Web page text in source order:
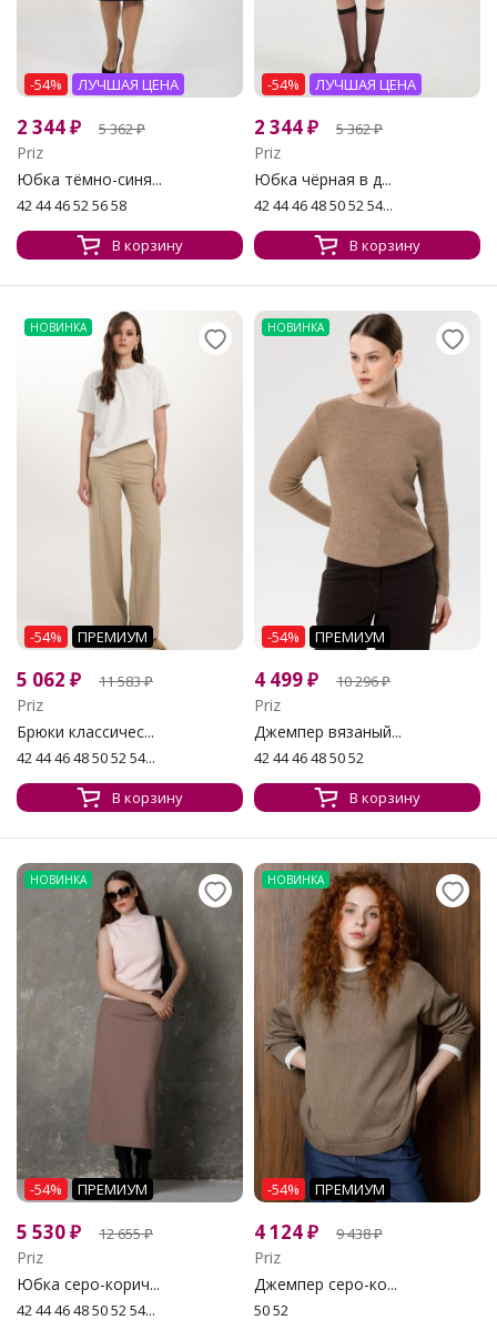
-54% ЛУЧШАЯ ЦЕНА
2 344₽ 5 362₽
Priz
Юбка тёмно-синя...
42 44 46 52 56 58
В корзину
-54% ЛУЧШАЯ ЦЕНА
2 344₽ 5 362₽
Priz
Юбка чёрная в д...
42 44 46 48 50 52 54...
В корзину
НОВИНКА
-54% ПРЕМИУМ
5 062 ₽ 11 583₽
Priz
Брюки классичес...
42 44 46 48 50 52 54...
В корзину
НОВИНКА
-54% ПРЕМИУМ
4 499₽ 10 296₽
Priz
Джемпер вязаный...
42 44 46 48 50 52
В корзину
НОВИНКА
-54% ПРЕМИУМ
5 530₽ 12 655₽
Priz
Юбка серо-корич...
42 44 46 48 50 52 54...
НОВИНКА
-54% ПРЕМИУМ
4 124₽ 9 438₽
Priz
Джемпер серо-ко...
50 52